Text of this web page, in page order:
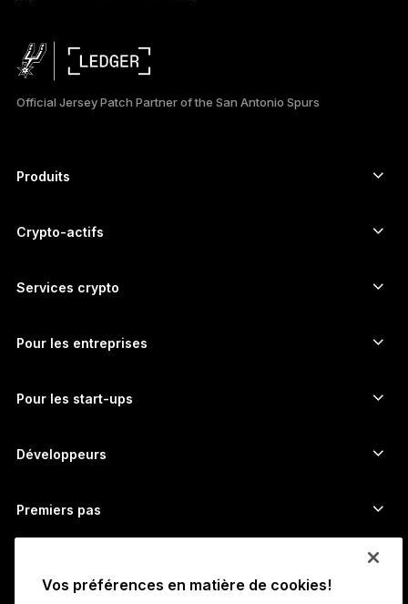
日本語
Official Jersey Patch Partner of the San Antonio Spurs
Produits
Hardware Wallet
Ledger Stax
Ledger Nano Classics
Bundles
Tous les produits
Crypto-actifs
Wallet Ethereum
Wallet Cardano
Wallet Monero
Découvrir tous les actifs
Services crypto
Achetez des cryptos
Échangez des cryptos
Pour les entreprises
Pour les start-ups
Développeurs
Premiers pas
Comment acheter des bitcoins
Assistance
Vos préférences en matière de cookies!